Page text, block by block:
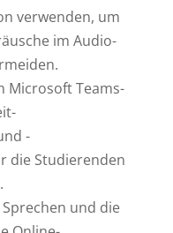
verwenden, um
im Audio-
Microsoft Teams-
-
die Studierenden
und die